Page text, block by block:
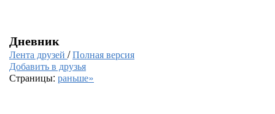
Дневник
Лента друзей /Полная версия
Добавить в друзья
Страницы: раньше»